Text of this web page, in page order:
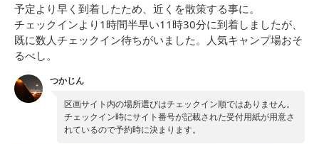
予定より早く到着したため、近くを散策する事に。
チェックインより1時間半早い11時30分に到着しましたが、
既に数人チェックイン待ちがいました。人気キャンプ場おそ
るべし。
つかじん
区画サイト内の場所選びはチェックイン順ではありません。
チェックイン時にサイト番号が記載された受付用紙が用意さ
れているので予約時に決まります。